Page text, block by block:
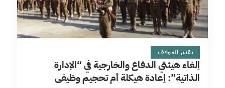
7 دقائق
تقدير الموقف
إلغاء هيئتي الدفاع والخارجية في “الإدارة
الذاتية”: إعادة هيكلة أم تحجيم وظيفي